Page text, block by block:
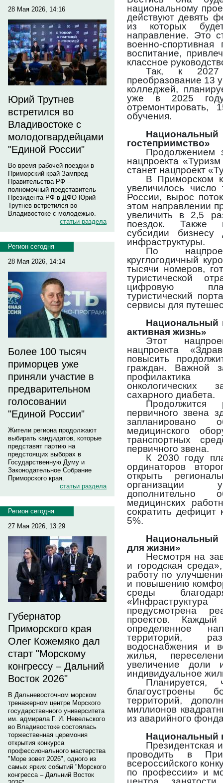
28 Мая 2026, 14:16
Юрий Трутнев
встретился во
Владивостоке с
молодогвардейцами
"Единой России"
Во время рабочей поездки в
Приморский край Зампред
Правительства РФ –
полномочный представитель
Президента РФ в ДФО Юрий
Трутнев встретился во
Владивостоке с молодежью.
статьи раздела
Регион сегодня
28 Мая 2026, 14:14
Более 100 тысяч
приморцев уже
приняли участие в
предварительном
голосовании
"Единой России"
Жители региона продолжают
выбирать кандидатов, которые
представят партию на
предстоящих выборах в
Государственную Думу и
Законодательное Собрание
Приморского края.
статьи раздела
Регион сегодня
27 Мая 2026, 13:29
Губернатор
Приморского края
Олег Кожемяко дал
старт "Морскому
конгрессу – Дальний
Восток 2026"
В Дальневосточном морском
тренажерном центре Морского
государственного университета
им. адмирала Г. И. Невельского
во Владивостоке состоялась
торжественная церемония
открытия конкурса
профессионального мастерства
"Море зовет 2026", одного из
самых ярких событий "Морского
конгресса – Дальний Восток
национальному
действуют девять
из которых
направление. Это
военно-спортивная
воспитание,
классное
Так, к 2027
преобразование 13
колледжей,
уже в 2025
отремонтировать,
обучения.
гостеприимство»
Продолжением
нацпроекта
станет нацпроект
В Приморском
увеличилось число
России, вырос
этом направлении
увеличить в 2,5
поездок. Также
субсидии бизнесу
инфраструктуры.
По
круглогодичный
тысячи номеров,
туристической
цифровую
туристический
сервисы для
Национальный
активная жизнь»
Этот
нацпроекта
повысить
граждан. Важной
профилактика
онкологических
сахарного диабета.
Продолжится
первичного звена
запланировано
медицинского
транспортных
первичного звена.
К 2030 году
ординаторов
открыть
организации
дополнительно
медицинских
сократить
5%.
для жизни»
Несмотря на
и городская
работу по
и повышению
среды
предусмотрена
проектов.
определенное
территорий,
водоснабжения и
жилья,
увеличение доли
индивидуальное
благоустроены
территорий,
миллионов
из аварийного
Национальный
Президентская
проводить в
всероссийского
по профессии» и